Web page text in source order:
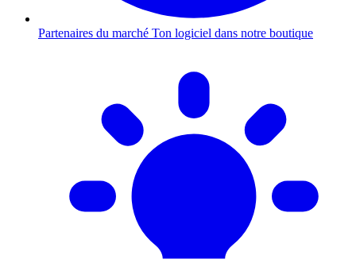
Partenaires du marché Ton logiciel dans notre boutique